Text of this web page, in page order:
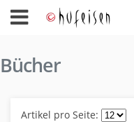
Bücher
Artikel pro Seite: